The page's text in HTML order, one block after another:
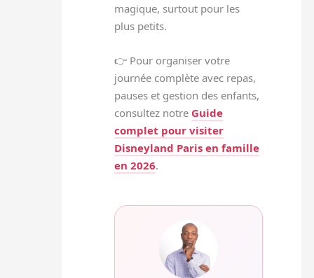
magique, surtout pour les
plus petits.
👉 Pour organiser votre
journée complète avec repas,
pauses et gestion des enfants,
consultez notre Guide
complet pour visiter
Disneyland Paris en famille
en 2026.